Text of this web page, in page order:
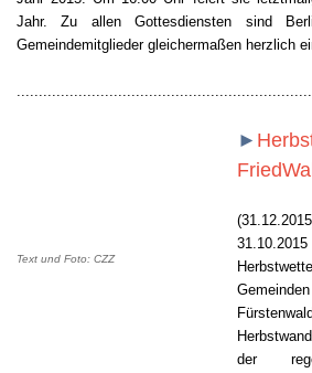
Jahr. Zu allen Gottesdiensten sind
Gemeindemitglieder gleichermaßen herzlich
Text und Foto: CZZ
►
der